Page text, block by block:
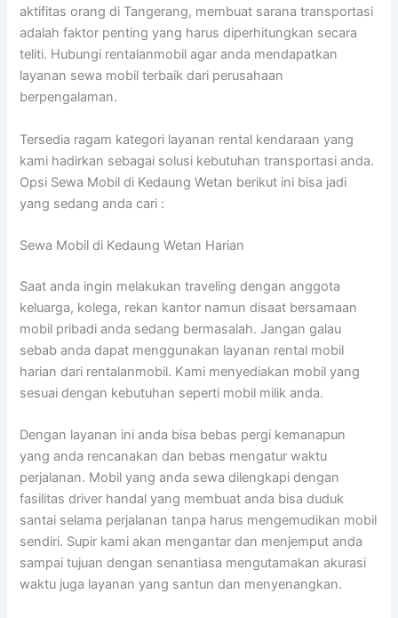
aktifitas orang di Tangerang, membuat sarana transportasi
adalah faktor penting yang harus diperhitungkan secara
teliti. Hubungi rentalanmobil agar anda mendapatkan
layanan sewa mobil terbaik dari perusahaan
berpengalaman.
Tersedia ragam kategori layanan rental kendaraan yang
kami hadirkan sebagai solusi kebutuhan transportasi anda.
Opsi Sewa Mobil di Kedaung Wetan berikut ini bisa jadi
yang sedang anda cari :
Sewa Mobil di Kedaung Wetan Harian
Saat anda ingin melakukan traveling dengan anggota
keluarga, kolega, rekan kantor namun disaat bersamaan
mobil pribadi anda sedang bermasalah. Jangan galau
sebab anda dapat menggunakan layanan rental mobil
harian dari rentalanmobil. Kami menyediakan mobil yang
sesuai dengan kebutuhan seperti mobil milik anda.
Dengan layanan ini anda bisa bebas pergi kemanapun
yang anda rencanakan dan bebas mengatur waktu
perjalanan. Mobil yang anda sewa dilengkapi dengan
fasilitas driver handal yang membuat anda bisa duduk
santai selama perjalanan tanpa harus mengemudikan mobil
sendiri. Supir kami akan mengantar dan menjemput anda
sampai tujuan dengan senantiasa mengutamakan akurasi
waktu juga layanan yang santun dan menyenangkan.